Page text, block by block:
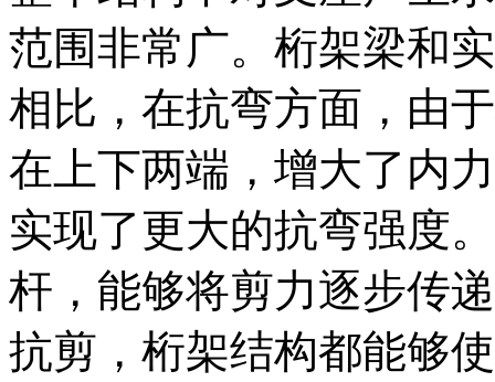
范围非常广。桁架梁和
相比，在抗弯方面，由
在上下两端，增大了内
实现了更大的抗弯强度
杆，能够将剪力逐步传
抗剪，桁架结构都能够